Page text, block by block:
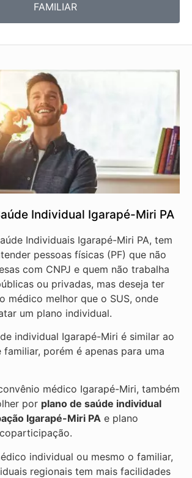
FAMILIAR
Individual Igarapé-Miri PA
Individuais Igarapé-Miri PA, tem
pessoas físicas (PF) que não
com CNPJ e quem não trabalha
ou privadas, mas deseja ter
médico melhor que o SUS, onde
um plano individual.
individual Igarapé-Miri é similar ao
familiar, porém é apenas para uma
médico Igarapé-Miri, também
por plano de saúde individual
Igarapé-Miri PA e plano
individual ou mesmo o familiar,
regionais tem mais facilidades